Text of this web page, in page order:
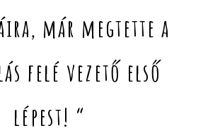
már megtette a
felé vezető első
lépest! “